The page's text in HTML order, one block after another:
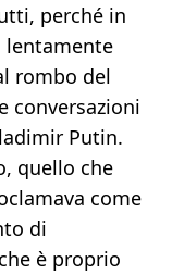
perché in
lentamente
rombo del
conversazioni
Putin.
quello che
come
di
è proprio